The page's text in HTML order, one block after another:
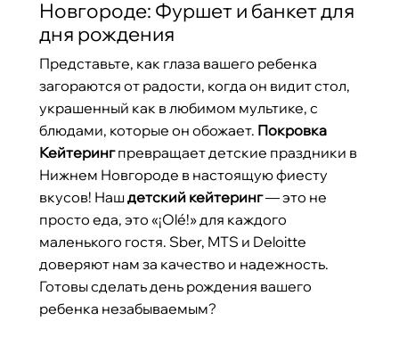
Новгороде: Фуршет и банкет для
дня рождения
Представьте, как глаза вашего ребенка
загораются от радости, когда он видит стол,
украшенный как в любимом мультике, с
блюдами, которые он обожает. Покровка
Кейтерингпревращает детские праздники в
Нижнем Новгороде в настоящую фиесту
вкусов! Нашдетский кейтеринг— это не
просто еда, это «¡Olé!» для каждого
маленького гостя. Sber, MTS и Deloitte
доверяют нам за качество и надежность.
Готовы сделать день рождения вашего
ребенка незабываемым?